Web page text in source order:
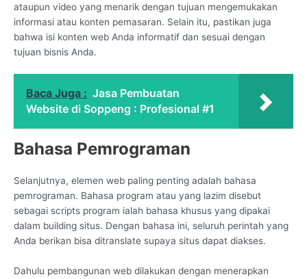
ataupun video yang menarik dengan tujuan mengemukakan
informasi atau konten pemasaran. Selain itu, pastikan juga
bahwa isi konten web Anda informatif dan sesuai dengan
tujuan bisnis Anda.
Baca Juga : Jasa Pembuatan
Website di Soppeng : Profesional #1
Bahasa Pemrograman
Selanjutnya, elemen web paling penting adalah bahasa
pemrograman. Bahasa program atau yang lazim disebut
sebagai scripts program ialah bahasa khusus yang dipakai
dalam building situs. Dengan bahasa ini, seluruh perintah yang
Anda berikan bisa ditranslate supaya situs dapat diakses.
Dahulu pembangunan web dilakukan dengan menerapkan